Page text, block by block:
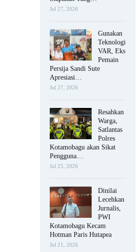
Jul 27, 2026
Gunakan
Teknologi
VAR, Eks
Pemain
Persija Sandi Sute
Apresiasi…
Jul 27, 2026
Resahkan
Warga,
Satlantas
Polres
Kotamobagu akan Sikat
Pengguna…
Jul 25, 2026
Dinilai
Lecehkan
Jurnalis,
PWI
Kotamobagu Kecam
Hotman Paris Hutapea
Jul 21, 2026